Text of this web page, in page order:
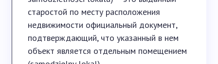
старостой по месту расположения
недвижимости официальный документ,
подтверждающий, что указанный в нем
объект является отдельным помещением